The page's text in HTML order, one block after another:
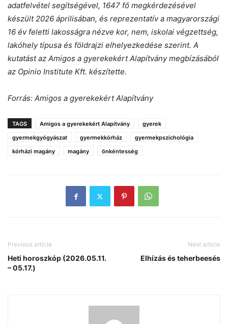
adatfelvétel segítségével, 1647 fő megkérdezésével
készült 2026 áprilisában, és reprezentatív a magyarországi
16 év feletti lakosságra nézve kor, nem, iskolai végzettség,
lakóhely típusa és földrajzi elhelyezkedése szerint. A
kutatást az Amigos a gyerekekért Alapítvány megbízásából
az Opinio Institute Kft. készítette.
Forrás: Amigos a gyerekekért Alapítvány
TAGS Amigos a gyerekekért Alapítvány
gyerek
gyermekgyógyászat
gyermekkórház
gyermekpszichológia
kórházi magány
magány önkéntesség
Previous article
Heti horoszkóp (2026.05.11.
– 05.17.)
Next article
Elhízás és teherbeesés